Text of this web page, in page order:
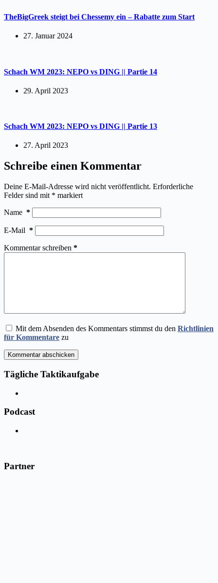
TheBigGreek steigt bei Chessemy ein – Rabatte zum Start
27. Januar 2024
Schach WM 2023: NEPO vs DING || Partie 14
29. April 2023
Schach WM 2023: NEPO vs DING || Partie 13
27. April 2023
Schreibe einen Kommentar
Deine E-Mail-Adresse wird nicht veröffentlicht. Erforderliche
Felder sind mit * markiert
Name *
E-Mail *
Kommentar schreiben *
Mit dem Absenden des Kommentars stimmst du den Richtlinien
für Kommentare zu
Kommentar abschicken
Tägliche Taktikaufgabe
Podcast
Partner